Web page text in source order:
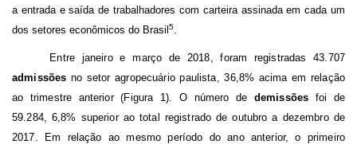
a entrada e saída de trabalhadores com carteira assinada em cada um
dos setores econômicos do Brasil 5
Entre janeiro e março de 2018, foram registradas 43.707
admissões no setor agropecuário paulista, 36,8% acima em relação
ao trimestre anterior (Figura 1). O número de demissões foi de
59.284, 6,8% superior ao total registrado de outubro a dezembro de
2017. Em relação ao mesmo período do ano anterior, o primeiro